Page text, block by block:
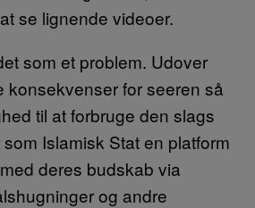
se lignende videoer.
som et problem. Udover
konsekvenser for seeren så
til at forbruge den slags
Islamisk Stat en platform
deres budskab via
og andre